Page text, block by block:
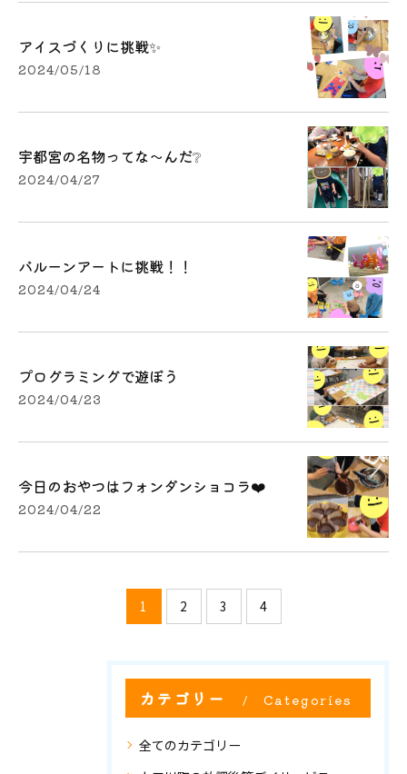
アイスづくりに挑戦✨
2024/05/18
宇都宮の名物ってな～んだ❔
2024/04/27
バルーンアートに挑戦！！
2024/04/24
プログラミングで遊ぼう
2024/04/23
今日のおやつはフォンダンショコラ❤️
2024/04/22
1 2 3 4
カテゴリー Categories
全てのカテゴリー